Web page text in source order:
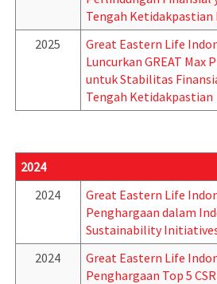
Tengah Ketidakpastian
2025
Great Eastern Life
Luncurkan GREAT Max
untuk Stabilitas
Tengah Ketidakpastian
2024
2024
Great Eastern Life
Penghargaan dalam
Sustainability
2024
Great Eastern Life
Penghargaan Top 5